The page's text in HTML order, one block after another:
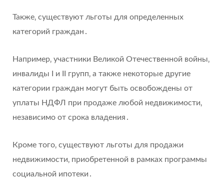
Также‚ существуют льготы для определенных
категорий граждан․
Например‚ участники Великой Отечественной войны‚
инвалиды I и II групп‚ а также некоторые другие
категории граждан могут быть освобождены от
уплаты НДФЛ при продаже любой недвижимости‚
независимо от срока владения․
Кроме того‚ существуют льготы для продажи
недвижимости‚ приобретенной в рамках программы
социальной ипотеки․